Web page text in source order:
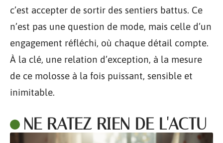
c’est accepter de sortir des sentiers battus. Ce
n’est pas une question de mode, mais celle d’un
engagement réfléchi, où chaque détail compte.
À la clé, une relation d’exception, à la mesure
de ce molosse à la fois puissant, sensible et
inimitable.
NE RATEZ RIEN DE L'ACTU